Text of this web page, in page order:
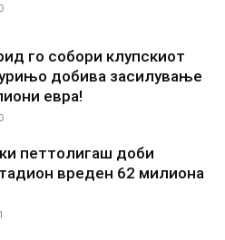
го собори клупскиот
добива засилување
евра!
петтолигаш доби
вреден 62 милиона